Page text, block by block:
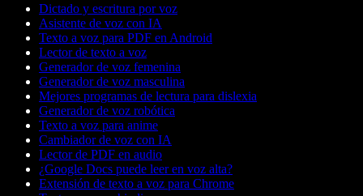
Dictado y escritura por voz
Asistente de voz con IA
Texto a voz para PDF en Android
Lector de texto a voz
Generador de voz femenina
Generador de voz masculina
Mejores programas de lectura para dislexia
Generador de voz robótica
Texto a voz para anime
Cambiador de voz con IA
Lector de PDF en audio
¿Google Docs puede leer en voz alta?
Extensión de texto a voz para Chrome